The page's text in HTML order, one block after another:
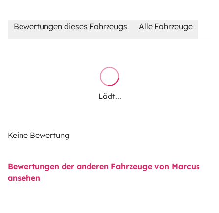
Bewertungen dieses Fahrzeugs Alle Fahrzeuge
Lädt...
Keine Bewertung
Bewertungen der anderen Fahrzeuge von Marcus
ansehen